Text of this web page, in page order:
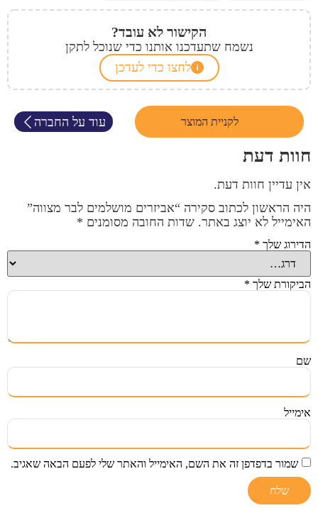
הקישור לא עובד?
נשמח שתעדכנו אותנו כדי שנוכל לתקן
לחצו כדי לעדכן
לקניית המוצר עוד על החברה
חוות דעת
אין עדיין חוות דעת.
היה הראשון לכתוב סקירה “אביזרים מושלמים לבר מצווה”
האימייל לא יוצג באתר. שדות החובה מסומנים *
הדירוג שלך *
הביקורת שלך *
שם
אימייל
שמור בדפדפן זה את השם, האימייל והאתר שלי לפעם הבאה שאגיב.